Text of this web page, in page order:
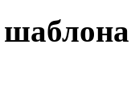
шаблона